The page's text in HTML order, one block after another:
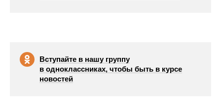
Вступайте в нашу группу
в одноклассниках, чтобы быть в курсе
новостей